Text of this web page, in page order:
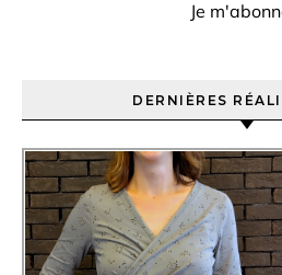
DERNIÈRES